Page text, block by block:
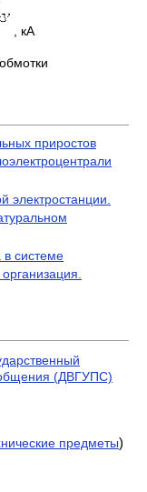
, кА
приростов
электростанции.
в системе
(ДВГУПС)
предметы)